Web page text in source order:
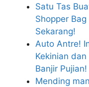
Satu Tas
Shopper
Sekarang!
Auto Antre!
Kekinian
Banjir Pujian!
Mending